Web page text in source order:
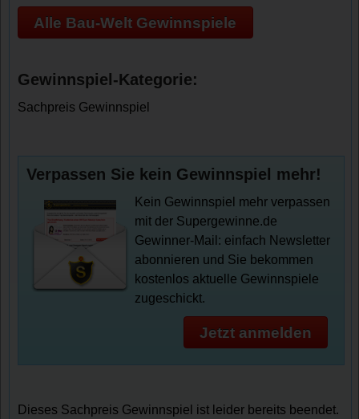
Alle Bau-Welt Gewinnspiele
Gewinnspiel-Kategorie:
Sachpreis Gewinnspiel
Verpassen Sie kein Gewinnspiel mehr!
Kein Gewinnspiel mehr verpassen
mit der Supergewinne.de
Gewinner-Mail: einfach Newsletter
abonnieren und Sie bekommen
kostenlos aktuelle Gewinnspiele
zugeschickt.
Jetzt anmelden
Dieses Sachpreis Gewinnspiel ist leider bereits beendet.